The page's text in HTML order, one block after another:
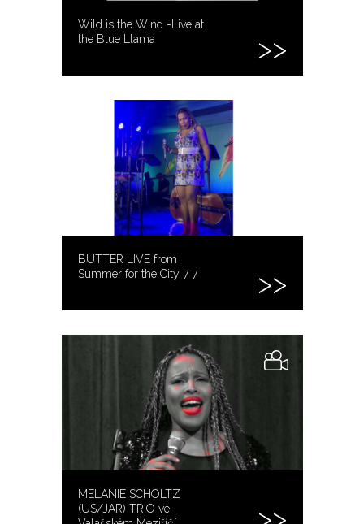
Wild is the Wind -Live at
the Blue Llama
BUTTER LIVE from
Summer for the City 7 7
MELANIE SCHOLTZ
(US/JAR) TRIO ve